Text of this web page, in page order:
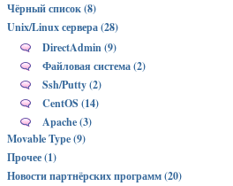
Чёрный список (8)
Unix/Linux сервера (28)
DirectAdmin (9)
Файловая система (2)
Ssh/Putty (2)
CentOS (14)
Apache (3)
Movable Type (9)
Прочее (1)
Новости партнёрских программ (20)